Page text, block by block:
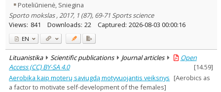
Poteliūnienė, Sniegina
Sporto mokslas , 2017, 1 (87), 69-71 Sports science
Views: 841 Downloads: 22 Captured: 2026-08-03 00:00:16
EN
Lituanistika Scientific publications Journal articles
Open
Access (CC) BY-SA 4.0
[14.59]
Aerobika kaip moterų saviugdą motyvuojantis veiksnys [Aerobics as
a factor to motivate self-development of the females]